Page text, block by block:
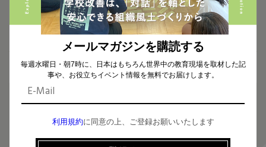
【新着動画】「社会を彫刻する人
たち Ep11」後編を公開しました！
ゼロから学ぶ、アントレプレナー
シップ教育 〜先生に必要なの
は、教えない勇気！？〜
2
メールマガジンを購読する
毎週水曜日・朝7時に、日本はもちろん世界中の教育現場を取材した記
事や、お役立ちイベント情報を無料でお届けします。
利用規約に同意の上、ご登録お願いいたします